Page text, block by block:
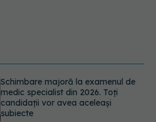
Ashwagandha: 4 efecte adverse
potențial grave
07.08.2026, 11:03